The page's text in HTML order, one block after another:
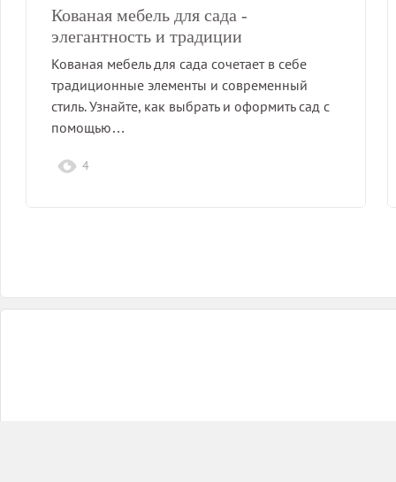
Кованая мебель для сада -
элегантность и традиции
Кованая мебель для сада сочетает в себе
традиционные элементы и современный
стиль. Узнайте, как выбрать и оформить сад с
помощью…
4